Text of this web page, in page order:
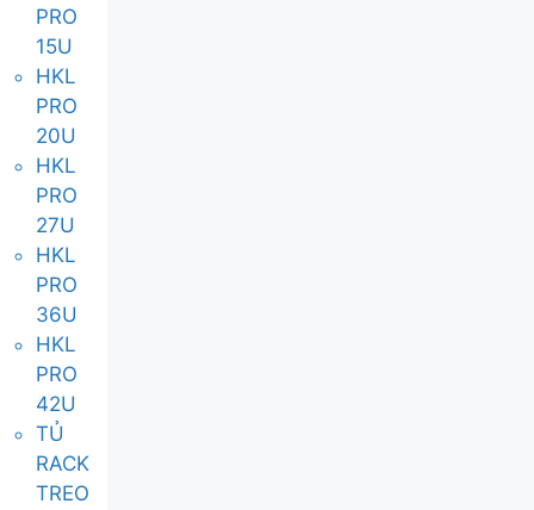
PRO
15U
HKL
PRO
20U
HKL
PRO
27U
HKL
PRO
36U
HKL
PRO
42U
TỦ
RACK
TREO